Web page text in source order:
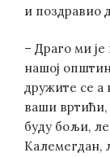
и поздравио
– Драго ми
нашој
дружите се а
ваши
буду бољи,
Калемегдан,